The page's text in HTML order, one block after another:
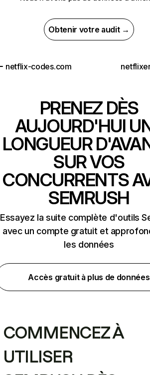
Obtenir votre audit →
netflix-codes.com
PRENEZ DÈS
AUJOURD'HUI
LONGUEUR
SUR VOS
CONCURRENTS
SEMRUSH
Essayez la suite complète d'outils
avec un compte gratuit et
les données
Accès gratuit à plus de données
COMMENCEZ À
UTILISER